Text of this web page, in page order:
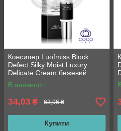
Консилер Luofmiss Block
Defect Silky Moist Luxury
Delicate Cream бежевий
В наявності
34,03 ₴ 63,96 ₴
Купити